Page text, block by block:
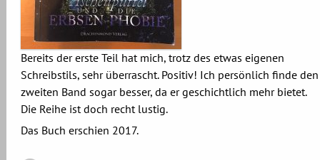
Bereits der erste Teil hat mich, trotz des etwas eigenen
Schreibstils, sehr überrascht. Positiv! Ich persönlich finde den
zweiten Band sogar besser, da er geschichtlich mehr bietet.
Die Reihe ist doch recht lustig.
Das Buch erschien 2017.